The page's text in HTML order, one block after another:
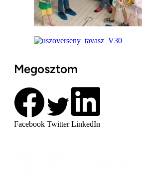
Megosztom
Facebook Twitter LinkedIn